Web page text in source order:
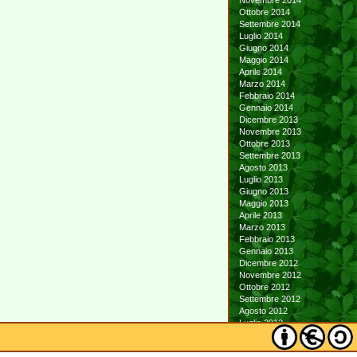
Ottobre 2014
Settembre 2014
Luglio 2014
Giugno 2014
Maggio 2014
Aprile 2014
Marzo 2014
Febbraio 2014
Gennaio 2014
Dicembre 2013
Novembre 2013
Ottobre 2013
Settembre 2013
Agosto 2013
Luglio 2013
Giugno 2013
Maggio 2013
Aprile 2013
Marzo 2013
Febbraio 2013
Gennaio 2013
Dicembre 2012
Novembre 2012
Ottobre 2012
Settembre 2012
Agosto 2012
Luglio 2012
Giugno 2012
Maggio 2012